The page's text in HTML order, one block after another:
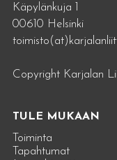
Käpylänkuja 1
00610 Helsinki
Copyright Karjalan
TULE MUKAAN
Toiminta
Tapahtumat